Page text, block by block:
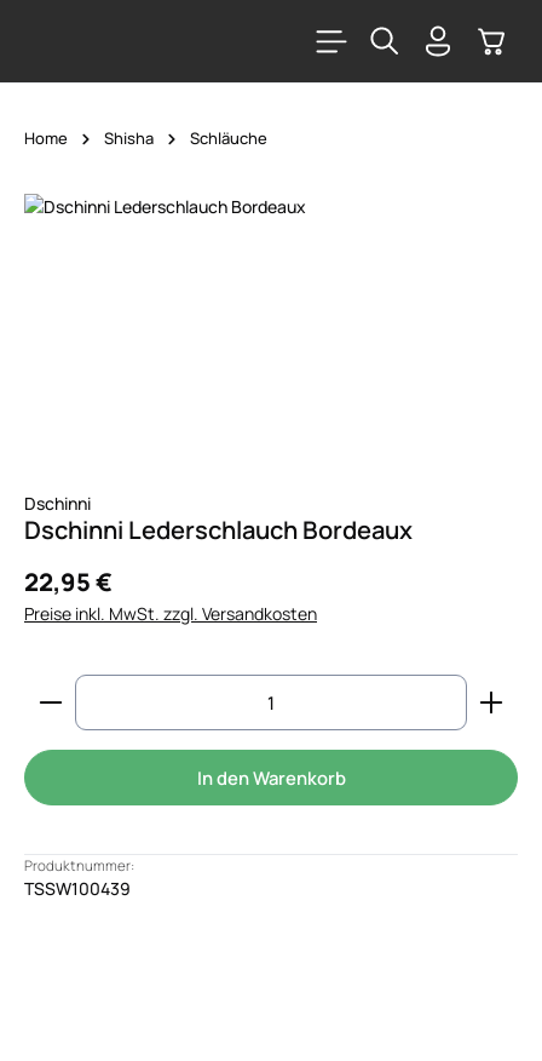
Home Shisha Schläuche
Bildergalerie überspringen
Dschinni
Dschinni Lederschlauch Bordeaux
22,95 €
Preise inkl. MwSt. zzgl. Versandkosten
Produkt Anzahl: Gib den gewünschten Wert
In den Warenkorb
Produktnummer:
TSSW100439